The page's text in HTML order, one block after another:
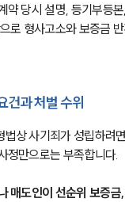
약 당시 설명, 등기부등
로 형사고소와 보증금
건과 처벌 수위
법상 사기죄가 성립하려
정만으로는 부족합니다.
매도인이 선순위 보증